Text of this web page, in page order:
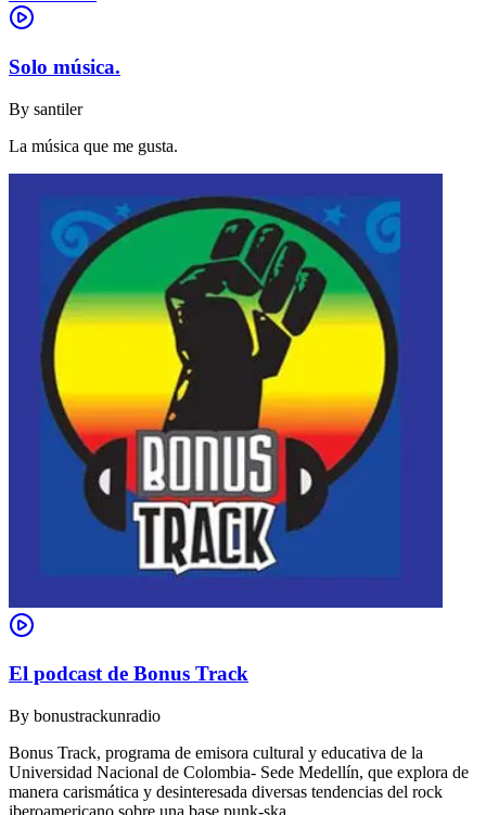
Solo música.
By santiler
La música que me gusta.
El podcast de Bonus Track
By bonustrackunradio
Bonus Track, programa de emisora cultural y educativa de la
Universidad Nacional de Colombia- Sede Medellín, que explora de
manera carismática y desinteresada diversas tendencias del rock